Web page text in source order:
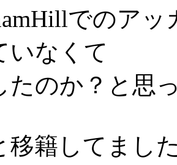
でのア
いなくて
たのか？と思
移籍してまし